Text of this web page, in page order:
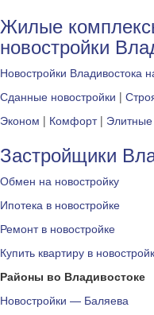
Жилые
новостройки
Новостройки Владивостока
Сданные новостройки |
Эконом | Комфорт| Элитные
Застройщики
Обмен на новостройку
Ипотека в новостройке
Ремонт в новостройке
Купить квартиру в
Районы во Владивостоке
Новостройки — Баляева